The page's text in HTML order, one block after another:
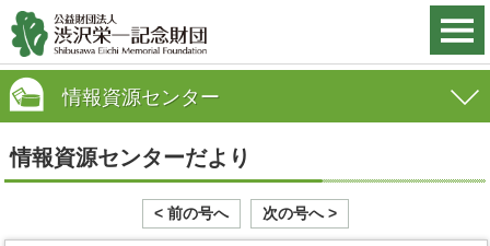
情報資源センター
情報資源センターだより
< 前の号へ 次の号へ >